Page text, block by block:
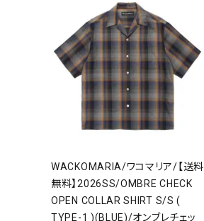
WACKOMARIA/ワコマリア/【送料
無料】2026SS/OMBRE CHECK
OPEN COLLAR SHIRT S/S (
TYPE-1 )(BLUE)/オンブレチェッ